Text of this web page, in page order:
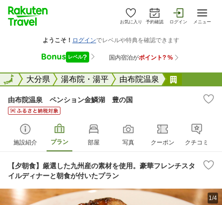
お気に入り 予約確認 ログイン メニュー
全国大分県 湯布院・湯平 由布院温泉
全国
由布院温泉 ペンション金鱗湖 豊の国
施設紹介 プラン 部屋 写真 クーポン クチコミ
【夕朝食】厳選した九州産の素材を使用。豪華フレンチスタ
イルディナーと朝食が付いたプラン
1/4